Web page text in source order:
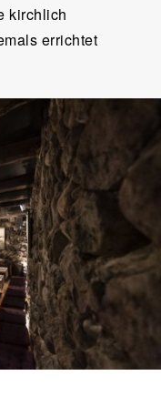
kirchlich
errichtet